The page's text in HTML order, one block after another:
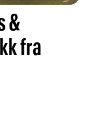
&
fra